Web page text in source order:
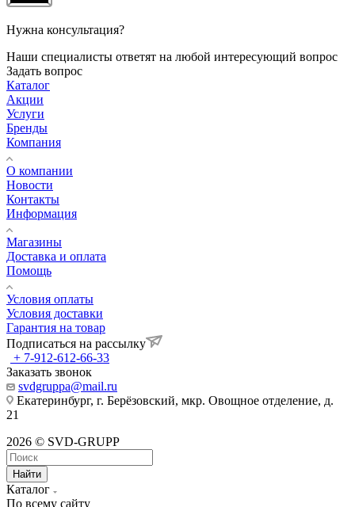
Нужна консультация?
Наши специалисты ответят на любой интересующий вопрос
Задать вопрос
Каталог
Акции
Услуги
Бренды
Компания
О компании
Новости
Контакты
Информация
Магазины
Доставка и оплата
Помощь
Условия оплаты
Условия доставки
Гарантия на товар
Подписаться на рассылку
+ 7-912-612-66-33
Заказать звонок
svdgruppa@mail.ru
Екатеринбург, г. Берёзовский, мкр. Овощное отделение, д.
21
2026 © SVD-GRUPP
Найти
Каталог
По всему сайту